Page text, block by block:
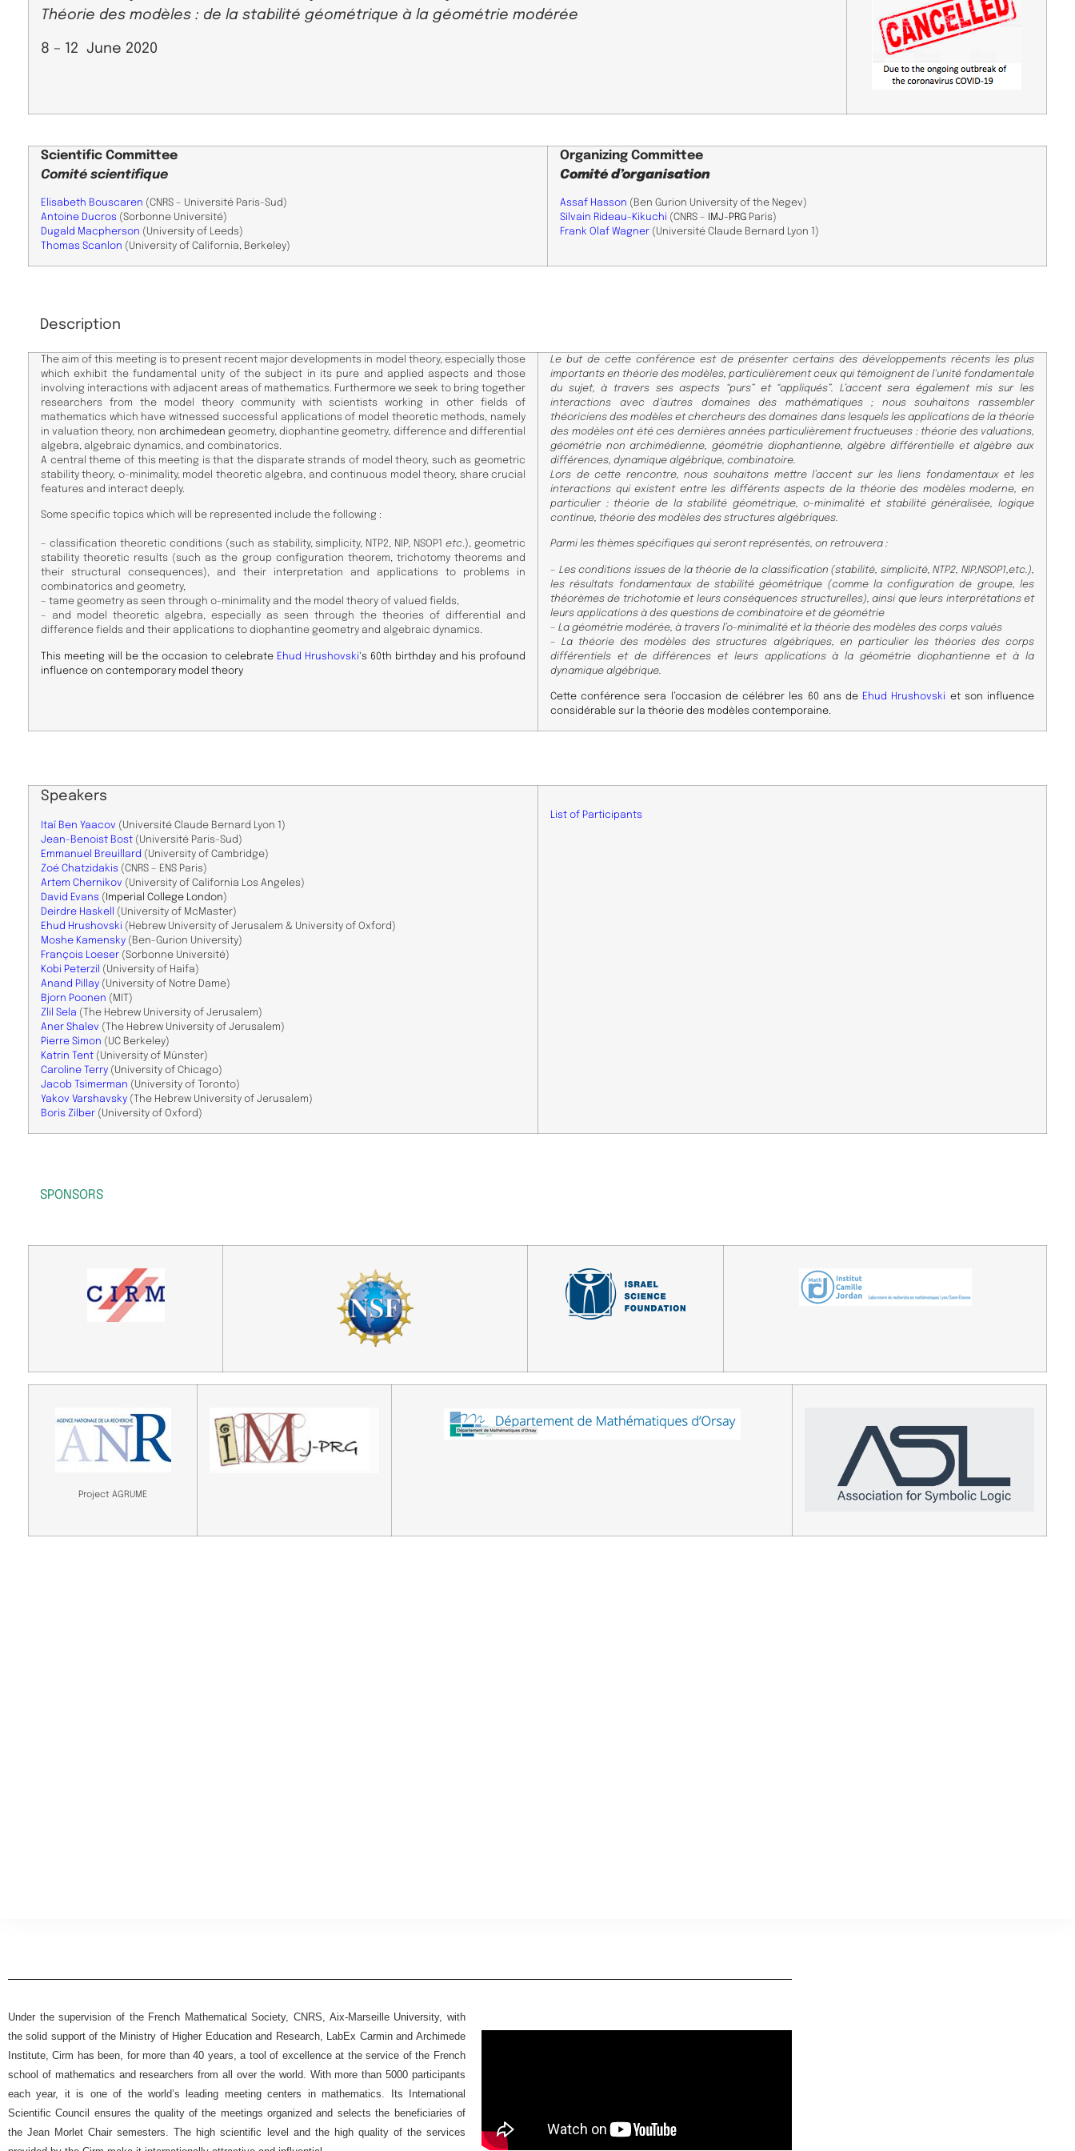
Théorie des modèles : de la stabilité géométrique à la géométrie modérée
8 – 12 June 2020
Scientific Committee
Comité scientifique
Elisabeth Bouscaren (CNRS – Université Paris-Sud)
Antoine Ducros (Sorbonne Université)
Dugald Macpherson (University of Leeds)
Thomas Scanlon (University of California, Berkeley)
Organizing Committee
Comité d’organisation
Assaf Hasson (Ben Gurion University of the Negev)​
Silvain Rideau-Kikuchi (CNRS – IMJ-PRG Paris)
Frank Olaf Wagner (Université Claude Bernard Lyon 1)
Description
The aim of this meeting is to present recent major developments in model theory, especially those
which exhibit the fundamental unity of the subject in its pure and applied aspects and those
involving interactions with adjacent areas of mathematics. Furthermore we seek to bring together
researchers from the model theory community with scientists working in other fields of
mathematics which have witnessed successful applications of model theoretic methods, namely
in valuation theory, non archimedean geometry, diophantine geometry, difference and differential
algebra, algebraic dynamics, and combinatorics.
A central theme of this meeting is that the disparate strands of model theory, such as geometric
stability theory, o-minimality, model theoretic algebra, and continuous model theory, share crucial
features and interact deeply.
Some specific topics which will be represented include the following :
– classification theoretic conditions (such as stability, simplicity, NTP2, NIP, NSOP1etc.), geometric
stability theoretic results (such as the group configuration theorem, trichotomy theorems and
their structural consequences), and their interpretation and applications to problems in
combinatorics and geometry,
– tame geometry as seen through o-minimality and the model theory of valued fields,
– and model theoretic algebra, especially as seen through the theories of differential and
difference fields and their applications to diophantine geometry and algebraic dynamics.
This meeting will be the occasion to celebrate Ehud Hrushovski‘s 60th birthday and his profound
influence on contemporary model theory
Le but de cette conférence est de présenter certains des développements récents les plus
importants en théorie des modèles, particulièrement ceux qui témoignent de l’unité fondamentale
du sujet, à travers ses aspects “purs” et “appliqués”. L’accent sera également mis sur les
interactions avec d’autres domaines des mathématiques ; nous souhaitons rassembler
théoriciens des modèles et chercheurs des domaines dans lesquels les applications de la théorie
des modèles ont été ces dernières années particulièrement fructueuses : théorie des valuations,
géométrie non archimédienne, géométrie diophantienne, algèbre différentielle et algèbre aux
différences, dynamique algébrique, combinatoire.
​Lors de cette rencontre, nous souhaitons mettre l’accent sur les liens fondamentaux et les
interactions qui existent entre les différents aspects de la théorie des modèles moderne, en
particulier : théorie de la stabilité géométrique, o-minimalité et stabilité généralisée, logique
continue, théorie des modèles des structures algébriques.
Parmi les thèmes spécifiques qui seront représentés, on retrouvera :
– Les conditions issues de la théorie de la classification (stabilité, simplicité, NTP2, NIP,NSOP1,etc.),
les résultats fondamentaux de stabilité géométrique (comme la configuration de groupe, les
théorèmes de trichotomie et leurs conséquences structurelles), ainsi que leurs interprétations et
leurs applications à des questions de combinatoire et de géométrie
– La géométrie modérée, à travers l’o-minimalité et la théorie des modèles des corps valués
– La théorie des modèles des structures algébriques, en particulier les théories des corps
différentiels et de différences et leurs applications à la géométrie diophantienne et à la
dynamique algébrique.
Cette conférence sera l’occasion de célébrer les 60 ans de Ehud Hrushovski et son influence
considérable sur la théorie des modèles contemporaine.
Speakers
Itaï Ben Yaacov (Université Claude Bernard Lyon 1)
Jean-Benoist Bost (Université Paris-Sud)
Emmanuel Breuillard (University of Cambridge)
Zoé Chatzidakis (CNRS – ENS Paris)
​Artem Chernikov (University of California Los Angeles)
David Evans ( Imperial College London )
Deirdre Haskell
(University of McMaster)
Ehud Hrushovski (Hebrew University of Jerusalem & University of Oxford)
​Moshe Kamensky (Ben-Gurion University)
François Loeser (Sorbonne Université)
​Kobi Peterzil
(University of Haifa)
Anand Pillay (University of Notre Dame)
​Bjorn Poonen (MIT)
Zlil Sela (The Hebrew University of Jerusalem)
​Aner Shalev (The Hebrew University of Jerusalem)
Pierre Simon (UC Berkeley)
​Katrin Tent (University of Münster)
Caroline Terry (University of Chicago)
Jacob Tsimerman (University of Toronto)
​Yakov Varshavsky (The Hebrew University of Jerusalem)
Boris Zilber (University of Oxford)
List of Participants
SPONSORS
Project AGRUME
Under the supervision of the French Mathematical Society, CNRS, Aix-Marseille University, with
the solid support of the Ministry of Higher Education and Research, LabEx Carmin and Archimede
Institute, Cirm has been, for more than 40 years, a tool of excellence at the service of the French
school of mathematics and researchers from all over the world. With more than 5000 participants
each year, it is one of the world’s leading meeting centers in mathematics. Its International
Scientific Council ensures the quality of the meetings organized and selects the beneficiaries of
the Jean Morlet Chair semesters. The high scientific level and the high quality of the services